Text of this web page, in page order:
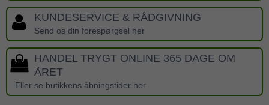
KUNDESERVICE & RÅDGIVNING
Send os din forespørgsel her
HANDEL TRYGT ONLINE 365 DAGE OM
ÅRET
Eller se butikkens åbningstider her